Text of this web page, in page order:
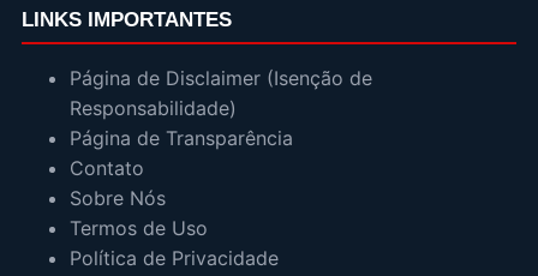
LINKS IMPORTANTES
Página de Disclaimer (Isenção de
Responsabilidade)
Página de Transparência
Contato
Sobre Nós
Termos de Uso
Política de Privacidade